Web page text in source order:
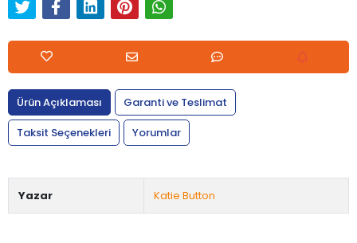
Ürün Açıklaması
Garanti ve Teslimat
Taksit Seçenekleri
Yorumlar
Yazar Katie Button